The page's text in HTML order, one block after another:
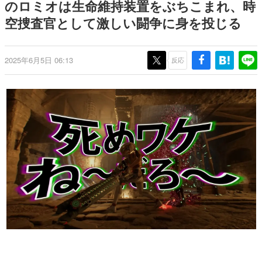
新世代に訊く
これからのデジタルゲーム市場を担う若きクリエイター達
ゲーム世代の作家たち
ゲームに多大な影響を受けた作家さんに取材し、ゲームが
画です。
日本モバイルゲーム産業史
日本のモバイルゲーム史における主要なトピック・タイト
ルを網羅するほか、開発者へのインタビューや識者による
解説を掲載。約20年の歴史が一望できる決定版！
若ゲのいたり〜ゲームクリエイターの青春〜
『うつヌケ』『ペンと箸』等で知られるマンガ家・田中圭
一先生によるゲーム業界レポートマンガです。
なんでゲームは面白い？
ゲーム開発者・hamatsu氏がゲームの魅力を画面や操作の
具体的な形から解き明かしていく、硬派で骨太な評論連載
のロミオは生命維持装置をぶちこまれ、時
空捜査官として激しい闘争に身を投じる
2025年6月5日 06:13 反応